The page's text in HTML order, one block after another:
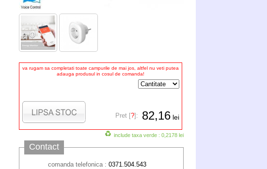
va rugam sa completati toate campurile de mai jos, altfel nu veti putea
adauga produsul in cosul de comanda!
Pret [?]: 82,16 lei
include taxa verde : 0,2178 lei
Contact
comanda telefonica : 0371.504.543